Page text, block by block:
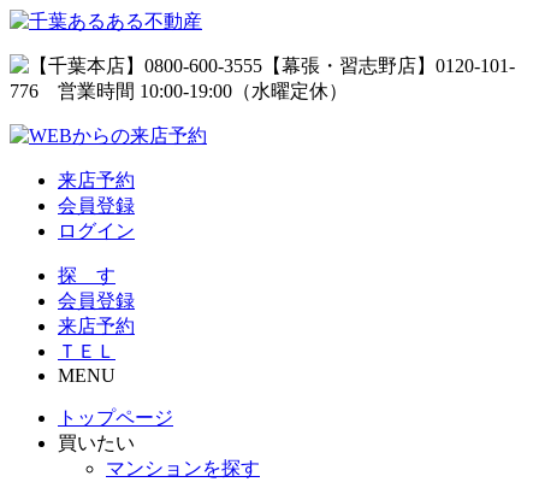
来店予約
会員登録
ログイン
探 す
会員登録
来店予約
ＴＥＬ
MENU
トップページ
買いたい
マンションを探す